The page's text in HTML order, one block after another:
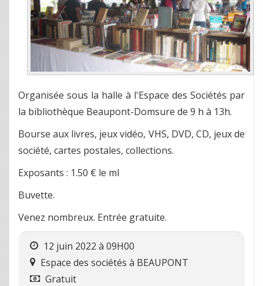
Organisée sous la halle à l'Espace des Sociétés par
la bibliothèque Beaupont-Domsure de 9 h à 13h.
Bourse aux livres, jeux vidéo, VHS, DVD, CD, jeux de
société, cartes postales, collections.
Exposants : 1.50 € le ml
Buvette.
Venez nombreux. Entrée gratuite.
12 juin 2022 à 09H00
Espace des sociétés à BEAUPONT
Gratuit